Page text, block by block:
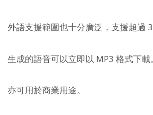
外語支援範圍也十分廣泛，支援超過
生成的語音可以立即以 MP3 格式下載。
亦可用於商業用途。